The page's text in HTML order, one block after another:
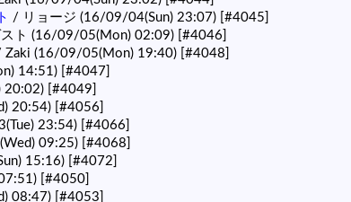
/ リョージ (16/09/04(Sun) 23:07) [#4045]
ト (16/09/05(Mon) 02:09) [#4046]
Zaki (16/09/05(Mon) 19:40) [#4048]
14:51) [#4047]
20:02) [#4049]
20:54) [#4056]
23:54) [#4066]
09:25) [#4068]
15:16) [#4072]
[#4050]
08:47) [#4053]